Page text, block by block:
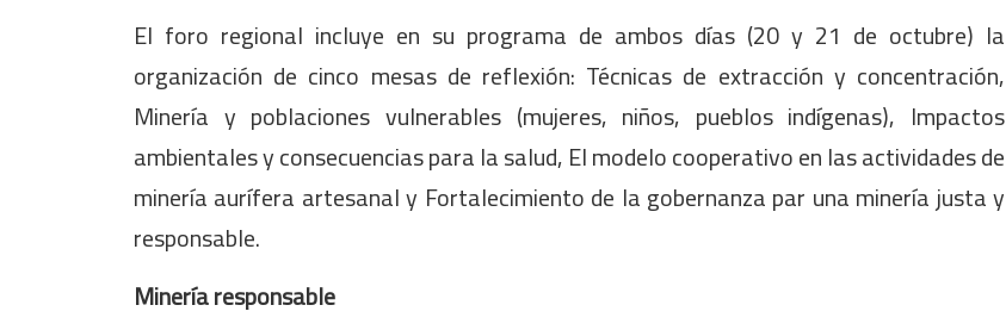
El foro regional incluye en su programa de ambos días (20 y 21 de octubre) la
organización de cinco mesas de reflexión: Técnicas de extracción y concentración,
Minería y poblaciones vulnerables (mujeres, niños, pueblos indígenas), Impactos
ambientales y consecuencias para la salud, El modelo cooperativo en las actividades de
minería aurífera artesanal y Fortalecimiento de la gobernanza par una minería justa y
responsable.
Minería responsable